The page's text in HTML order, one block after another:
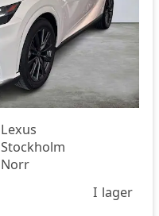
Lexus
Stockholm
Norr
I lager